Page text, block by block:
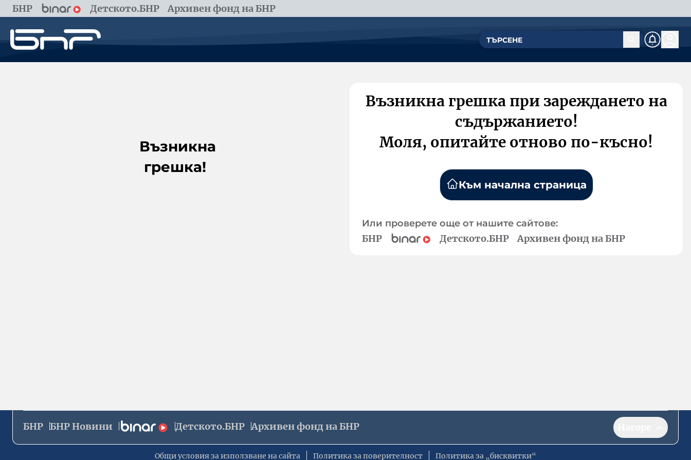
БНР Детското.БНР Архивен фонд на БНР
Възникна
грешка!
Възникна грешка при зареждането на
съдържанието!
Моля, опитайте отново по-късно!
Към начална страница
Или проверете още от нашите сайтове:
БНР Детското.БНР Архивен фонд на БНР
БНР БНР Новини Детското.БНР Архивен фонд на БНР
Общи условия за използване на сайта Политика за поверителност Политика за „бисквитки“